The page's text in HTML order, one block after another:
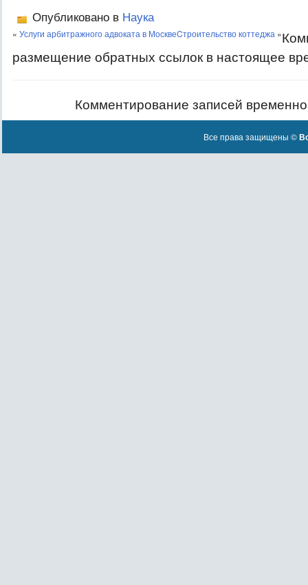
Опубликовано в Наука
« Услуги арбитражного адвоката в МосквеCтроительство коттеджа »
размещение обратных ссылок в настоящее
Комментирование записей
Все права защищены ©